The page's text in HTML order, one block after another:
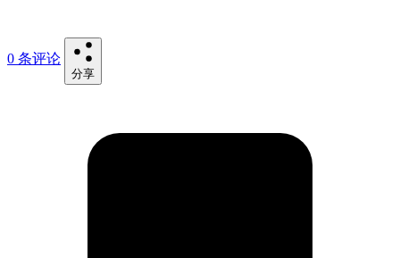
0 条评论
分享